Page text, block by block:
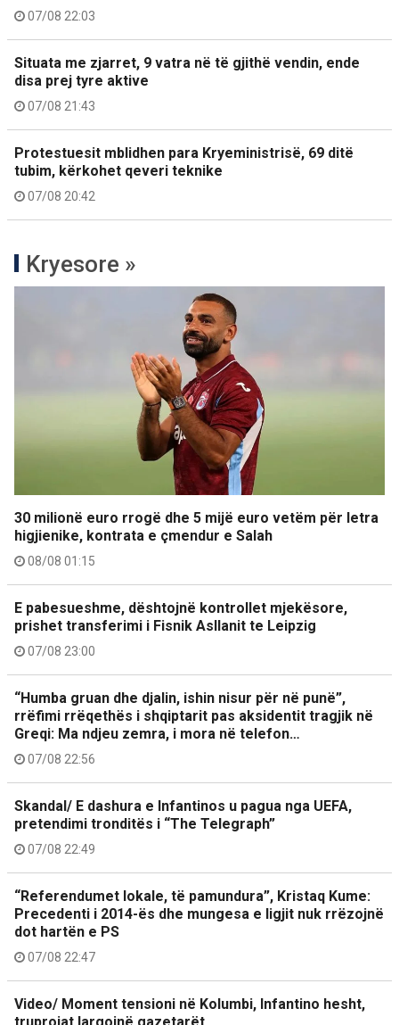
07/08 22:03
Situata me zjarret, 9 vatra në të gjithë vendin, ende
disa prej tyre aktive
07/08 21:43
Protestuesit mblidhen para Kryeministrisë, 69 ditë
tubim, kërkohet qeveri teknike
07/08 20:42
Kryesore »
30 milionë euro rrogë dhe 5 mijë euro vetëm për letra
higjienike, kontrata e çmendur e Salah
08/08 01:15
E pabesueshme, dështojnë kontrollet mjekësore,
prishet transferimi i Fisnik Asllanit te Leipzig
07/08 23:00
“Humba gruan dhe djalin, ishin nisur për në punë”,
rrëfimi rrëqethës i shqiptarit pas aksidentit tragjik në
Greqi: Ma ndjeu zemra, i mora në telefon…
07/08 22:56
Skandal/ E dashura e Infantinos u pagua nga UEFA,
pretendimi tronditës i “The Telegraph”
07/08 22:49
“Referendumet lokale, të pamundura”, Kristaq Kume:
Precedenti i 2014-ës dhe mungesa e ligjit nuk rrëzojnë
dot hartën e PS
07/08 22:47
Video/ Moment tensioni në Kolumbi, Infantino hesht,